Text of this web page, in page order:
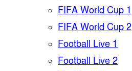
FIFA World Cup 1
FIFA World Cup 2
Football Live 1
Football Live 2